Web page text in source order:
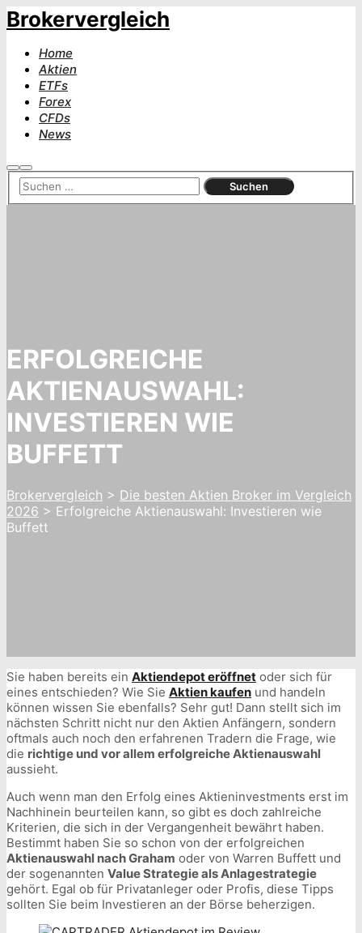
Brokervergleich
Home
Aktien
ETFs
Forex
CFDs
News
Suchen
Hauptmenü
ERFOLGREICHE
AKTIENAUSWAHL:
INVESTIEREN WIE
BUFFETT
Brokervergleich > Die besten Aktien Broker im Vergleich
2026 > Erfolgreiche Aktienauswahl: Investieren wie
Buffett
Sie haben bereits ein Aktiendepot eröffnet oder sich für
eines entschieden? Wie Sie Aktien kaufen und handeln
können wissen Sie ebenfalls? Sehr gut! Dann stellt sich im
nächsten Schritt nicht nur den Aktien Anfängern, sondern
oftmals auch noch den erfahrenen Tradern die Frage, wie
die richtige und vor allem erfolgreiche Aktienauswahl
aussieht.
Auch wenn man den Erfolg eines Aktieninvestments erst im
Nachhinein beurteilen kann, so gibt es doch zahlreiche
Kriterien, die sich in der Vergangenheit bewährt haben.
Bestimmt haben Sie so schon von der erfolgreichen
Aktienauswahl nach Graham oder von Warren Buffett und
der sogenannten Value Strategie als Anlagestrategie
gehört. Egal ob für Privatanleger oder Profis, diese Tipps
sollten Sie beim Investieren an der Börse beherzigen.